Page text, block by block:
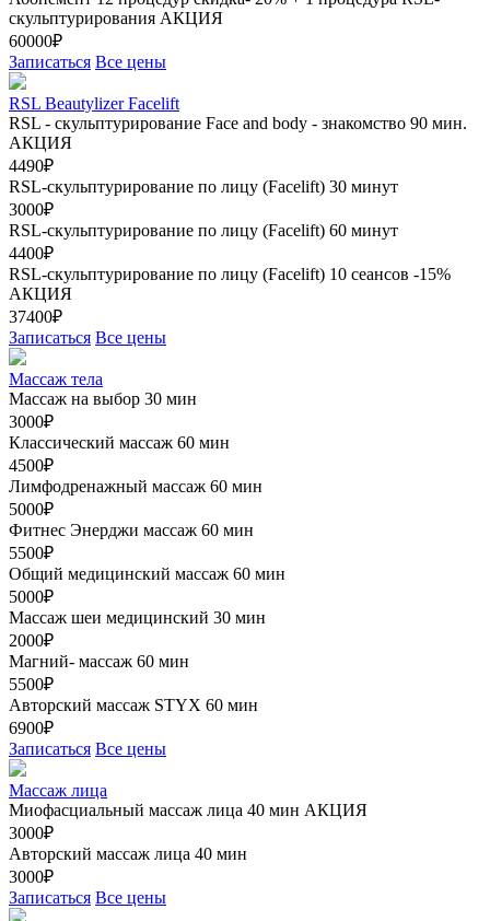
скульптурирования АКЦИЯ
60000₽
Записаться Все цены
RSL Beautylizer Facelift
RSL - скульптурирование Face and body - знакомство 90 мин.
АКЦИЯ
4490₽
RSL-скульптурирование по лицу (Facelift) 30 минут
3000₽
RSL-скульптурирование по лицу (Facelift) 60 минут
4400₽
RSL-скульптурирование по лицу (Facelift) 10 сеансов -15%
АКЦИЯ
37400₽
Записаться Все цены
Массаж тела
Массаж на выбор 30 мин
3000₽
Классический массаж 60 мин
4500₽
Лимфодренажный массаж 60 мин
5000₽
Фитнес Энерджи массаж 60 мин
5500₽
Общий медицинский массаж 60 мин
5000₽
Массаж шеи медицинский 30 мин
2000₽
Магний- массаж 60 мин
5500₽
Авторский массаж STYX 60 мин
6900₽
Записаться Все цены
Массаж лица
Миофасциальный массаж лица 40 мин АКЦИЯ
3000₽
Авторский массаж лица 40 мин
3000₽
Записаться Все цены